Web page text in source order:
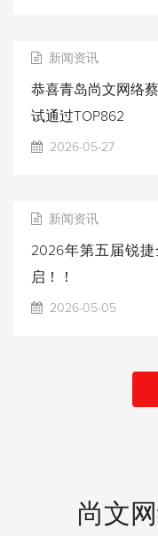
新闻资讯
恭喜青岛尚文网络
试通过TOP862
2026-05-27
新闻资讯
2026年第五届锐
启！！
2026-05-05
尚文